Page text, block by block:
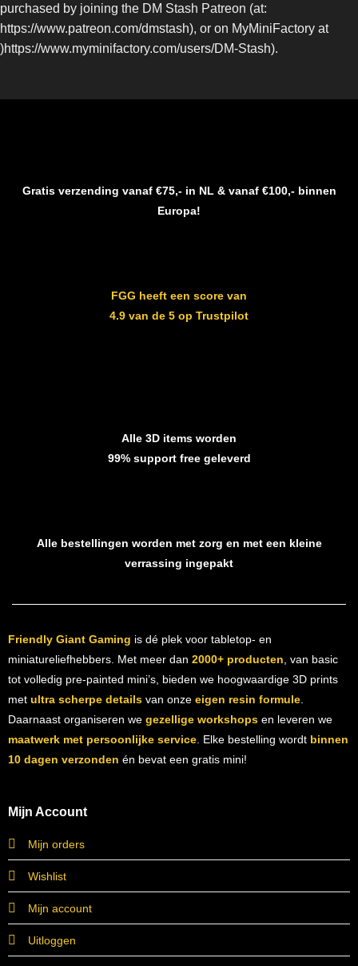
purchased by joining the DM Stash Patreon (at:
https://www.patreon.com/dmstash), or on MyMiniFactory at
)https://www.myminifactory.com/users/DM-Stash).
Gratis verzending vanaf €75,- in NL & vanaf €100,- binnen
Europa!
FGG heeft een score van
4.9 van de 5 op Trustpilot
Alle 3D items worden
99% support free geleverd
Alle bestellingen worden met zorg en met een kleine
verrassing ingepakt
Friendly Giant Gaming is dé plek voor tabletop- en
miniatureliefhebbers. Met meer dan 2000+ producten, van basic
tot volledig pre-painted mini’s, bieden we hoogwaardige 3D prints
met ultra scherpe detailsvan onze eigen resin formule.
Daarnaast organiseren we gezellige workshopsen leveren we
maatwerk met persoonlijke service. Elke bestelling wordt binnen
10 dagen verzonden én bevat een gratis mini!
Mijn Account
Mijn orders
Wishlist
Mijn account
Uitloggen